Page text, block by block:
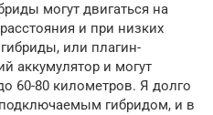
могут двигаться на
и при низких
или плагин-
аккумулятор и могут
60-80 километров. Я долго
гибридом, и в